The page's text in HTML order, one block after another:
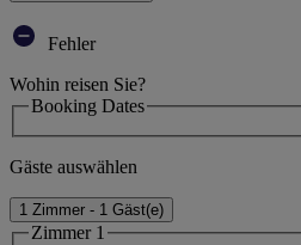
Fehler
Wohin reisen Sie?
Booking Dates
Gäste auswählen
1 Zimmer - 1 Gäst(e)
Zimmer 1